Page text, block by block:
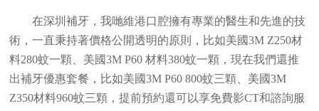
在深圳補牙，我哋維港口腔擁有專業的醫生和先進的技
術，一直秉持著價格公開透明的原則，比如美國3M Z250材
料280蚊一顆、美國3M P60 材料380蚊一顆，現在我們還推
出補牙優惠套餐，比如美國3M P60 800蚊三顆、美國3M
Z350材料960蚊三顆，提前預約還可以享免費影CT和諮詢服